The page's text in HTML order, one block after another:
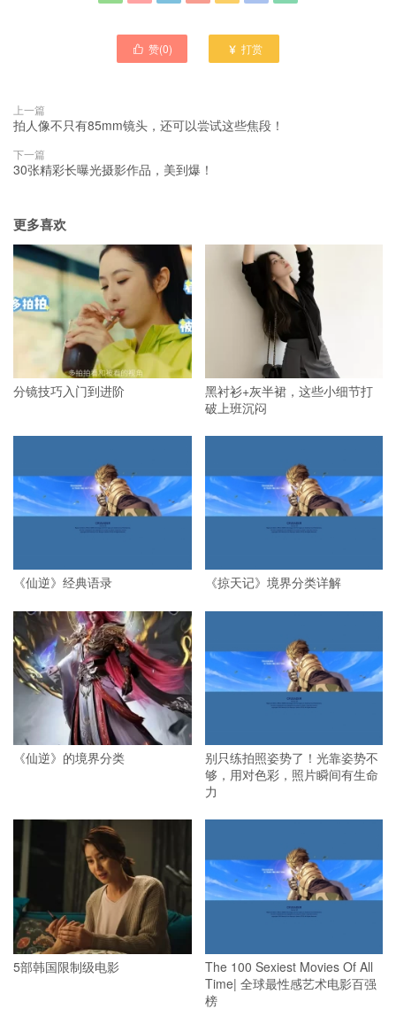
 赞(0)  打赏
上一篇
拍人像不只有85mm镜头，还可以尝试这些焦段！
下一篇
30张精彩长曝光摄影作品，美到爆！
更多喜欢
分镜技巧入门到进阶
黑衬衫+灰半裙，这些小细节打
破上班沉闷
《仙逆》经典语录 《掠天记》境界分类详解
《仙逆》的境界分类
别只练拍照姿势了！光靠姿势不
够，用对色彩，照片瞬间有生命
力
5部韩国限制级电影
The 100 Sexiest Movies Of All
Time| 全球最性感艺术电影百强
榜